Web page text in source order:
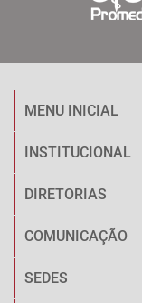
MENU INICIAL
INSTITUCIONAL
DIRETORIAS
COMUNICAÇÃO
SEDES